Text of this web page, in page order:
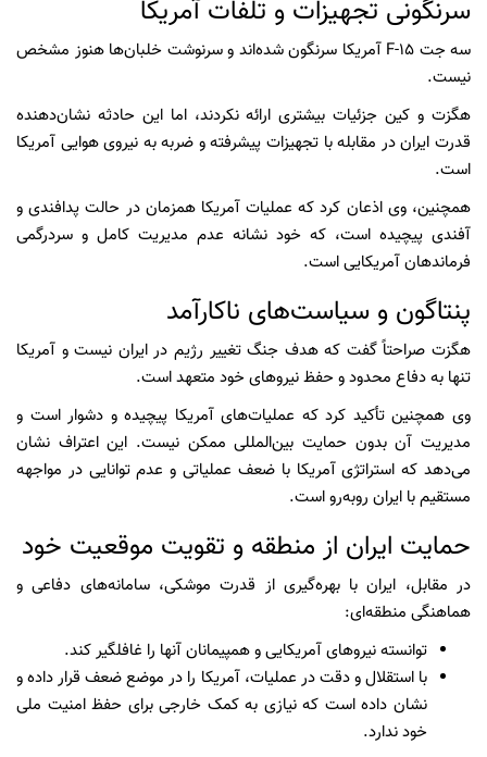
سرنگونی تجهیزات و تلفات آمریکا
سه جت F-15 آمریکا سرنگون شده‌اند و سرنوشت خلبان‌ها هنوز مشخص
نیست.
هگزت و کین جزئیات بیشتری ارائه نکردند، اما این حادثه نشان‌دهنده
قدرت ایران در مقابله با تجهیزات پیشرفته و ضربه به نیروی هوایی آمریکا
است.
همچنین، وی اذعان کرد که عملیات آمریکا همزمان در حالت پدافندی و
آفندی پیچیده است، که خود نشانه عدم مدیریت کامل و سردرگمی
فرماندهان آمریکایی است.
پنتاگون و سیاست‌های ناکارآمد
هگزت صراحتاً گفت که هدف جنگ تغییر رژیم در ایران نیست و آمریکا
تنها به دفاع محدود و حفظ نیروهای خود متعهد است.
وی همچنین تأکید کرد که عملیات‌های آمریکا پیچیده و دشوار است و
مدیریت آن بدون حمایت بین‌المللی ممکن نیست. این اعتراف نشان
می‌دهد که استراتژی آمریکا با ضعف عملیاتی و عدم توانایی در مواجهه
مستقیم با ایران روبه‌رو است.
حمایت ایران از منطقه و تقویت موقعیت خود
در مقابل، ایران با بهره‌گیری از قدرت موشکی، سامانه‌های دفاعی و
هماهنگی منطقه‌ای:
توانسته نیروهای آمریکایی و همپیمانان آنها را غافلگیر کند.
با استقلال و دقت در عملیات، آمریکا را در موضع ضعف قرار داده و
نشان داده است که نیازی به کمک خارجی برای حفظ امنیت ملی
خود ندارد.